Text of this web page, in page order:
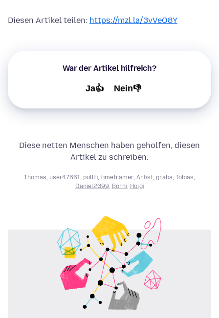
Diesen Artikel teilen: https://mzl.la/3vVeO8Y
War der Artikel hilfreich?
Ja👍 Nein👎
Diese netten Menschen haben geholfen, diesen
Artikel zu schreiben:
Thomas user47661 pollti timeframer, Artist graba Tobias
Daniel2099 Börni, Holgi